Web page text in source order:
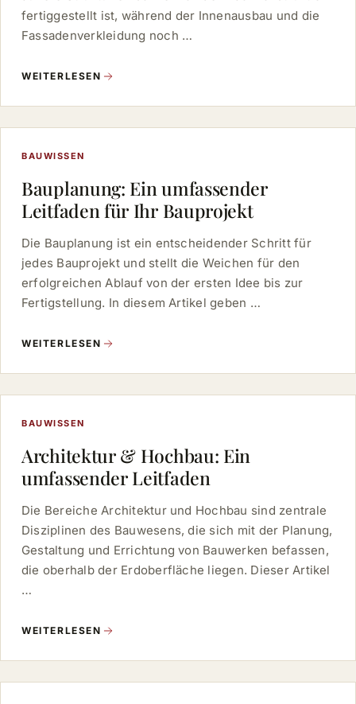
fertiggestellt ist, während der Innenausbau und die
Fassadenverkleidung noch …
WEITERLESEN
BAUWISSEN
Bauplanung: Ein umfassender
Leitfaden für Ihr Bauprojekt
Die Bauplanung ist ein entscheidender Schritt für
jedes Bauprojekt und stellt die Weichen für den
erfolgreichen Ablauf von der ersten Idee bis zur
Fertigstellung. In diesem Artikel geben …
WEITERLESEN
BAUWISSEN
Architektur & Hochbau: Ein
umfassender Leitfaden
Die Bereiche Architektur und Hochbau sind zentrale
Disziplinen des Bauwesens, die sich mit der Planung,
Gestaltung und Errichtung von Bauwerken befassen,
die oberhalb der Erdoberfläche liegen. Dieser Artikel
…
WEITERLESEN